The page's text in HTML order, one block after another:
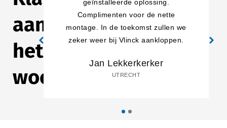
Klanten
aan
het
woord
We zijn zeer tevreden over de
geïnstalleerde oplossing.
Complimenten voor de nette
montage. In de toekomst zullen we
Jan Lekkerkerker